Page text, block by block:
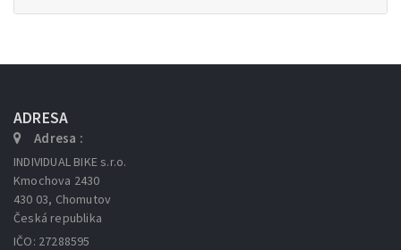
ADRESA
Adresa :
INDIVIDUAL BIKE s.r.o.
Kmochova 2430
430 03, Chomutov
Česká republika
IČO: 27288595